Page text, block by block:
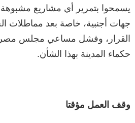
يسمحوا بتمرير أي مشاريع
جهات أجنبية، خاصة بعد مماطلات
القرار، وفشل مساعي مجلس
حكماء المدينة بهذا الشأن.
وقف العمل مؤقتا